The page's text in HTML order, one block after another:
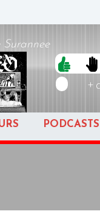
Surannee
+
PODCASTS